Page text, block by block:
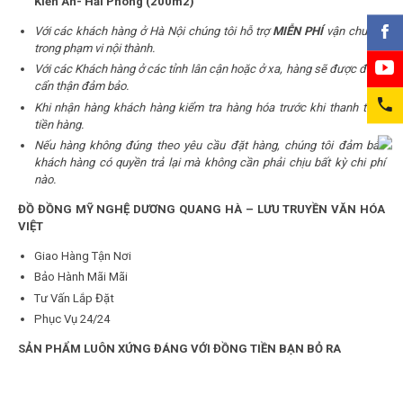
Với các khách hàng ở Hà Nội chúng tôi hỗ trợ MIỄN PHÍ vận chuyển
trong phạm vi nội thành.
Với các Khách hàng ở các tỉnh lân cận hoặc ở xa, hàng sẽ được đóng
cẩn thận đảm bảo.
Khi nhận hàng khách hàng kiểm tra hàng hóa trước khi thanh toán
tiền hàng.
Nếu hàng không đúng theo yêu cầu đặt hàng, chúng tôi đảm bảo
khách hàng có quyền trả lại mà không cần phải chịu bất kỳ chi phí
nào.
ĐỒ ĐỒNG MỸ NGHỆ DƯƠNG QUANG HÀ – LƯU TRUYỀN VĂN HÓA
VIỆT
Giao Hàng Tận Nơi
Bảo Hành Mãi Mãi
Tư Vấn Lắp Đặt
Phục Vụ 24/24
SẢN PHẨM LUÔN XỨNG ĐÁNG VỚI ĐỒNG TIỀN BẠN BỎ RA